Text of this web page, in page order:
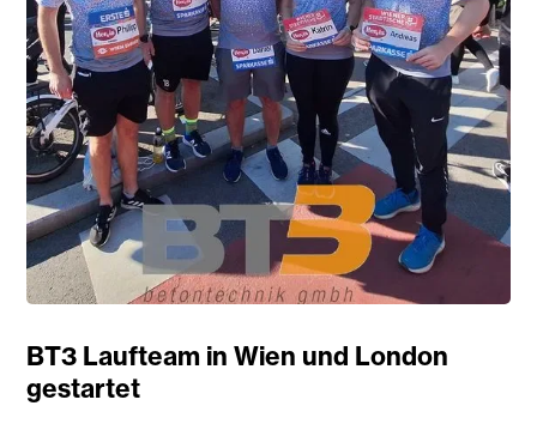
BT3 Laufteam in Wien und London
gestartet